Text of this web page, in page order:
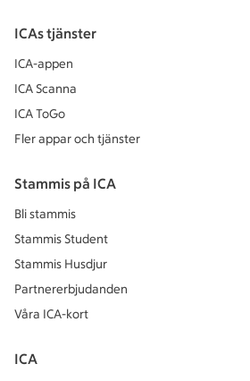
ICAs tjänster
ICA-appen
ICA Scanna
ICA ToGo
Fler appar och tjänster
Stammis på ICA
Bli stammis
Stammis Student
Stammis Husdjur
Partnererbjudanden
Våra ICA-kort
ICA